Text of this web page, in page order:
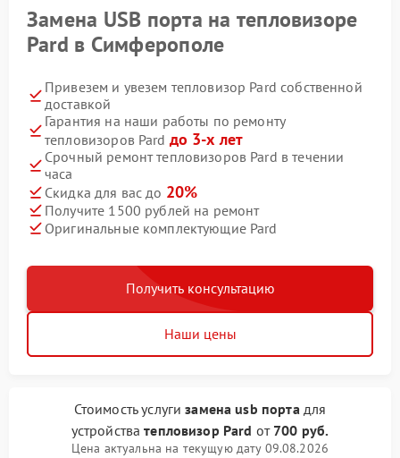
Замена USB порта на тепловизоре
Pard в Симферополе
Привезем и увезем тепловизор Pard собственной
доставкой
Гарантия на наши работы по ремонту
тепловизоров Pard до 3-х лет
Срочный ремонт тепловизоров Pard в течении
часа
Скидка для вас до 20%
Получите 1500 рублей на ремонт
Оригинальные комплектующие Pard
Получить консультацию
Наши цены
Стоимость услугизамена usb портадля
устройстватепловизор Pard от 700 руб.
Цена актуальна на текущую дату 09.08.2026